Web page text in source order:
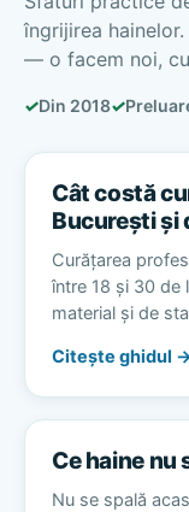
îngrijirea
— o facem noi,
✓Din 2018✓
Cât costă
București și
Curățarea
între 18 și 30 de
material și de
Citește ghidul
Ce haine nu
Nu se spală